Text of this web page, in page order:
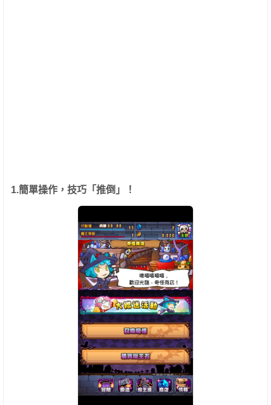
1.簡單操作，技巧「推倒」！